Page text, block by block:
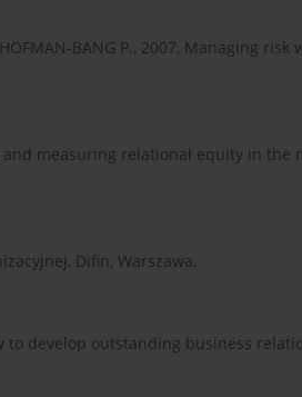
HOFMAN-BANG P., 2007, Managing
and measuring relational equity in the
Difin, Warszawa.
to develop outstanding business